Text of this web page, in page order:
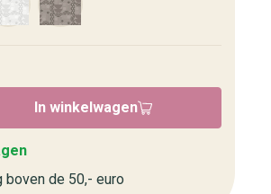
In winkelwagen
boven de 50,- euro